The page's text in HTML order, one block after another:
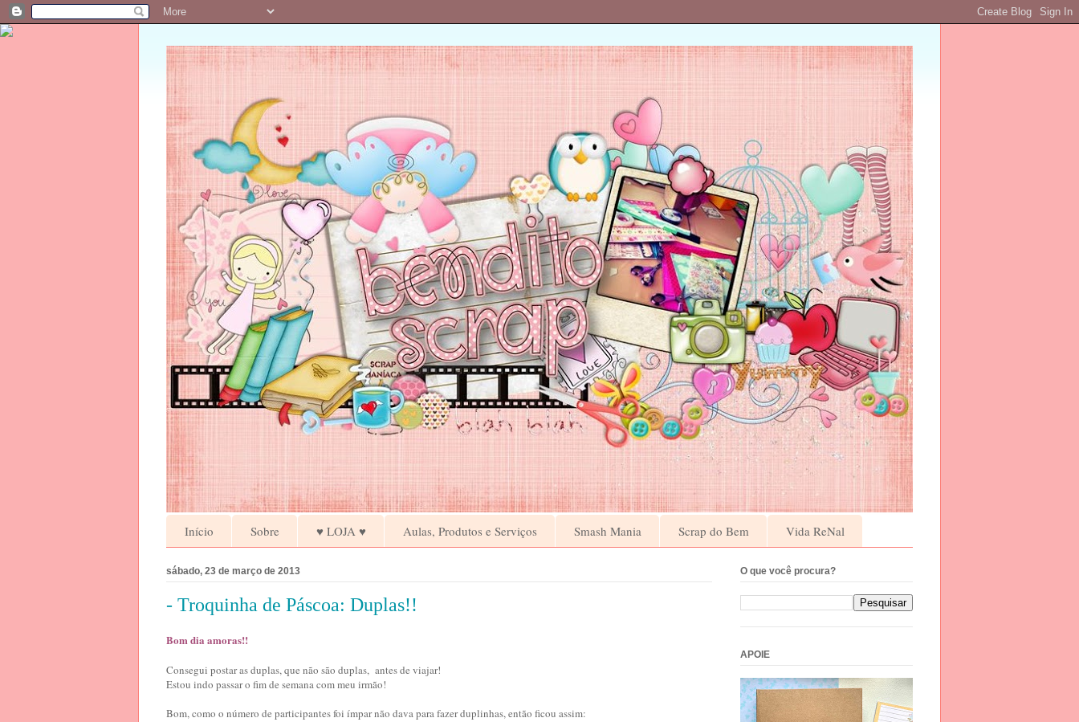
Início Sobre ♥ LOJA ♥ Aulas, Produtos e Serviços Smash Mania Scrap do Bem Vida ReNal
sábado, 23 de março de 2013
- Troquinha de Páscoa: Duplas!!
Bom dia amoras!!
Consegui postar as duplas, que não são duplas, antes de viajar!
Estou indo passar o fim de semana com meu irmão!
Bom, como o número de participantes foi ímpar não dava para fazer duplinhas, então ficou assim:
O que você procura?
APOIE